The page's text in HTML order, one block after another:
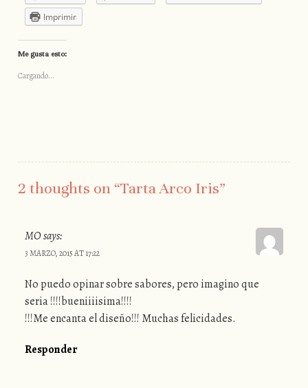
Imprimir
Me gusta esto:
Cargando...
2 thoughts on “Tarta Arco Iris”
MOsays:
3 MARZO, 2015 AT 17:22
No puedo opinar sobre sabores, pero imagino que
seria !!!!bueniiiisima!!!!
!!!Me encanta el diseño!!! Muchas felicidades.
Responder